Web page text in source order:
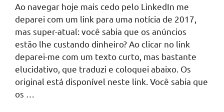
Ao navegar hoje mais cedo pelo LinkedIn me
deparei com um link para uma notícia de 2017,
mas super-atual: você sabia que os anúncios
estão lhe custando dinheiro? Ao clicar no link
deparei-me com um texto curto, mas bastante
elucidativo, que traduzi e coloquei abaixo. Os
original está disponível neste link. Você sabia que
os …